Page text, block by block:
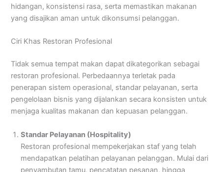
hidangan, konsistensi rasa, serta memastikan makanan
yang disajikan aman untuk dikonsumsi pelanggan.
Ciri Khas Restoran Profesional
Tidak semua tempat makan dapat dikategorikan sebagai
restoran profesional. Perbedaannya terletak pada
penerapan sistem operasional, standar pelayanan, serta
pengelolaan bisnis yang dijalankan secara konsisten untuk
menjaga kualitas makanan dan kepuasan pelanggan.
Standar Pelayanan (Hospitality)
Restoran profesional mempekerjakan staf yang telah
mendapatkan pelatihan pelayanan pelanggan. Mulai dari
penyambutan tamu, pencatatan pesanan, hingga